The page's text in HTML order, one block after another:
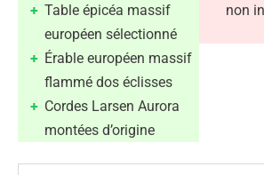
Table épicéa massif
européen sélectionné
Érable européen massif
flammé dos éclisses
Cordes Larsen Aurora
montées d’origine
non